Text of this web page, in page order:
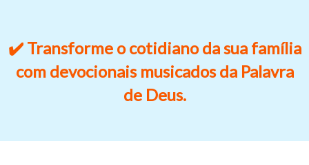
✔️ Transforme o cotidiano da sua família
com devocionais musicados da Palavra
de Deus.